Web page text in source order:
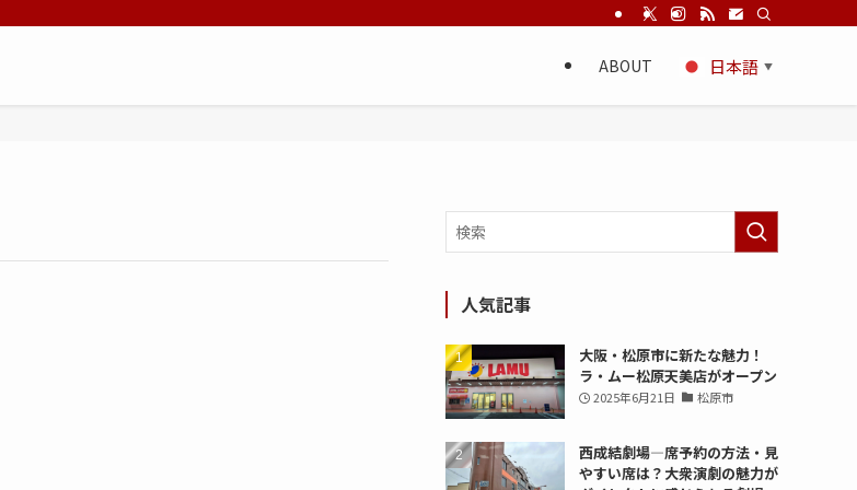
ABOUT 日本語 ▼
人気記事
大阪・松原市に新たな魅力！
ラ・ムー松原天美店がオープン
2025年6月21日 松原市
西成結劇場—席予約の方法・見
やすい席は？大衆演劇の魅力が